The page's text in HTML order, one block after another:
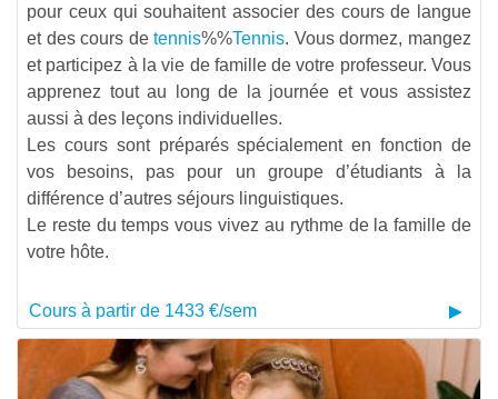
pour ceux qui souhaitent associer des cours de langue
et des cours detennis%%Tennis. Vous dormez, mangez
et participez à la vie de famille de votre professeur. Vous
apprenez tout au long de la journée et vous assistez
aussi à des leçons individuelles.
Les cours sont préparés spécialement en fonction de
vos besoins, pas pour un groupe d’étudiants à la
différence d’autres séjours linguistiques.
Le reste du temps vous vivez au rythme de la famille de
votre hôte.
Cours à partir de 1433 €/sem